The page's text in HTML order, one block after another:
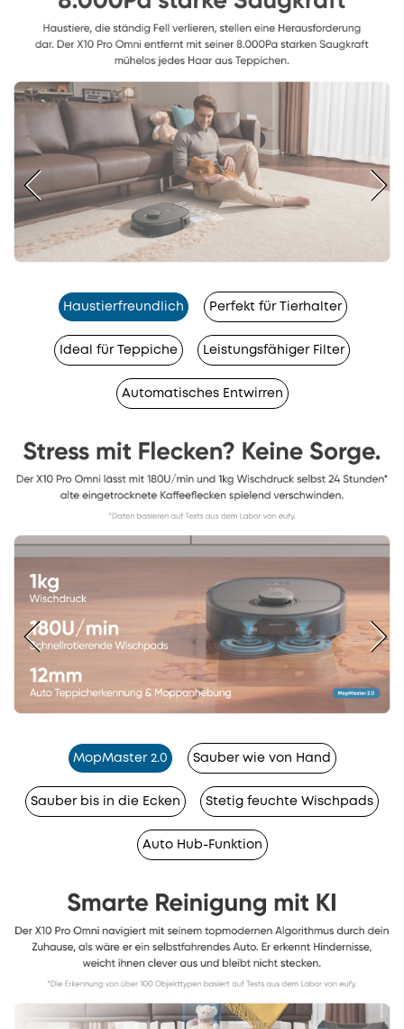
Haustierfreundlich Perfekt für Tierhalter
Ideal für Teppiche Leistungsfähiger Filter
Automatisches Entwirren
MopMaster 2.0 Sauber wie von Hand
Sauber bis in die Ecken Stetig feuchte Wischpads
Auto Hub-Funktion